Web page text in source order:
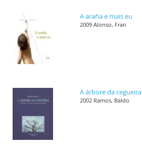
A araña e mais eu
2009 Alonso, Fran
A árbore da cegueira
2002 Ramos, Baldo